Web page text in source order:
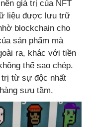
giá trị của NFT
liệu được lưu trữ
blockchain cho
sản phẩm mà
ra, khác với tiền
thể sao chép.
trị từ sự độc nhất
sưu tầm.